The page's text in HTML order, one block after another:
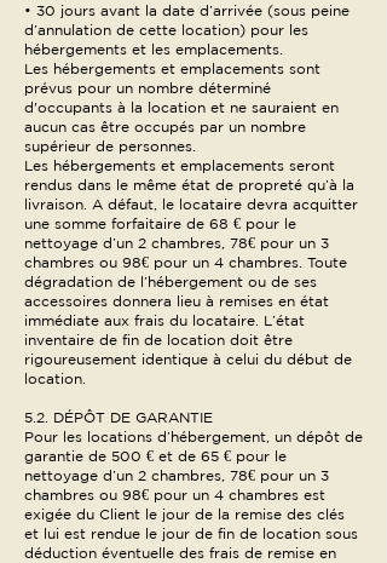
• 30 jours avant la date d’arrivée (sous peine
d’annulation de cette location) pour les
hébergements et les emplacements.
Les hébergements et emplacements sont
prévus pour un nombre déterminé
d'occupants à la location et ne sauraient en
aucun cas être occupés par un nombre
supérieur de personnes.
Les hébergements et emplacements seront
rendus dans le même état de propreté qu’à la
livraison. A défaut, le locataire devra acquitter
une somme forfaitaire de 68 € pour le
nettoyage d’un 2 chambres, 78€ pour un 3
chambres ou 98€ pour un 4 chambres. Toute
dégradation de l’hébergement ou de ses
accessoires donnera lieu à remises en état
immédiate aux frais du locataire. L’état
inventaire de fin de location doit être
rigoureusement identique à celui du début de
location.
5.2. DÉPÔT DE GARANTIE
Pour les locations d’hébergement, un dépôt de
garantie de 500 € et de 65 € pour le
nettoyage d’un 2 chambres, 78€ pour un 3
chambres ou 98€ pour un 4 chambres est
exigée du Client le jour de la remise des clés
et lui est rendue le jour de fin de location sous
déduction éventuelle des frais de remise en